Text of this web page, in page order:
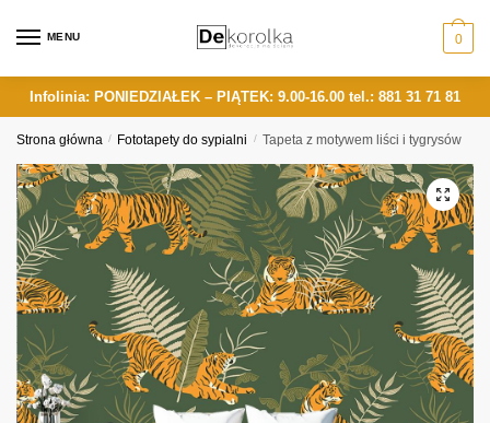
MENU 0
Infolinia: PONIEDZIAŁEK – PIĄTEK: 9.00-16.00 tel.: 881 31 71 81
Strona główna / Fototapety do sypialni / Tapeta z motywem liści i tygrysów